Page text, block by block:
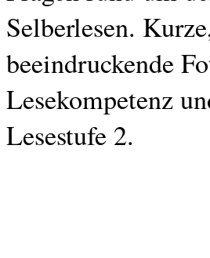
Selberlesen.
beeindruckende
Lesekompetenz
Lesestufe 2.